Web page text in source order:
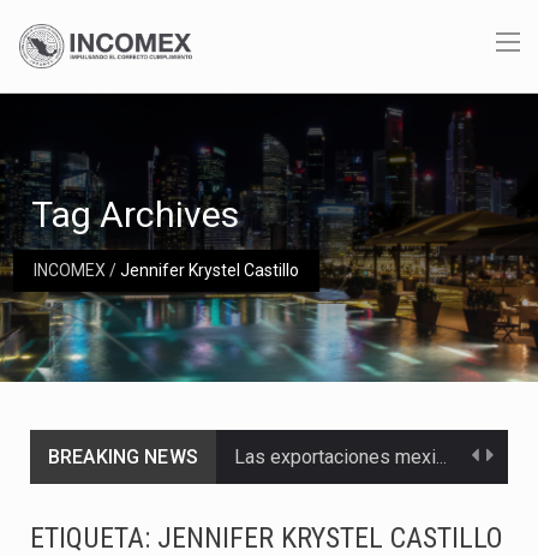
INCOMEX/Jennifer Krystel Castillo
Tag Archives
BREAKING NEWS Las exportaciones mexicanas de vehículos ligeros disminuyeron 9.67 % en julio a tasa anual, alcanzando…
ETIQUETA: JENNIFER KRYSTEL CASTILLO